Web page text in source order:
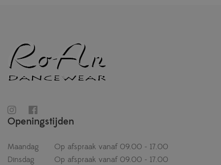
Openingstijden
Maandag
Op afspraak vanaf 09.00 - 17.00
Dinsdag
Op afspraak vanaf 09.00 - 17.00